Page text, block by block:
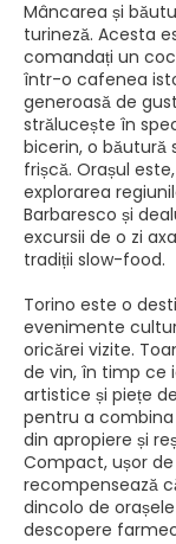
Mâncarea și
turineză. Acesta
comandați un
într-o cafenea
generoasă de
strălucește în
bicerin, o băutură
frișcă. Orașul
explorarea
Barbaresco și
excursii de o zi
tradiții slow-food.
Torino este o
evenimente
oricărei vizite.
de vin, în timp ce
artistice și piețe
pentru a combina
din apropiere și
Compact, ușor
recompensează
dincolo de
descopere